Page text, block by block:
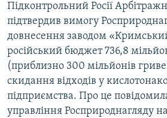
Підконтрольний Росії
підтвердив вимогу
довнесення заводом
російський бюджет 736,8
(приблизно 300 мільйонів
скидання відходів у
підприємства. Про це
управління Росприроднагляду